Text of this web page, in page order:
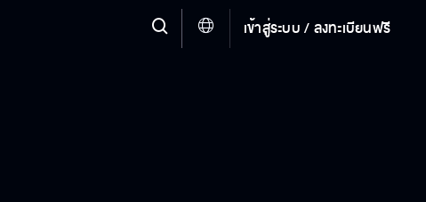
เข้าสู่ระบบ / ลงทะเบียนฟรี